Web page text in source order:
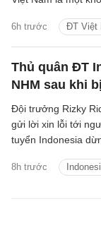
6h trước ĐT Việt
Thủ quân ĐT
NHM sau khi
8h trước
Đội trưởng Rizky
gửi lời xin lỗi tới
tuyển Indonesia